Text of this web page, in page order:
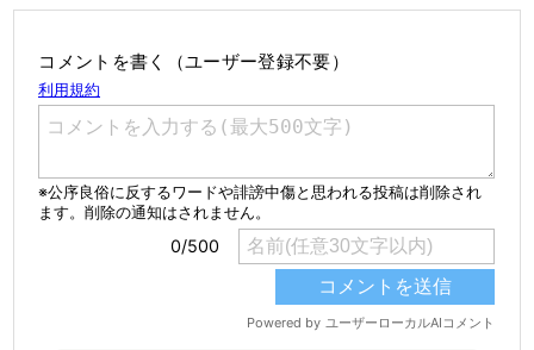
コメントを書く（ユーザー登録不要）